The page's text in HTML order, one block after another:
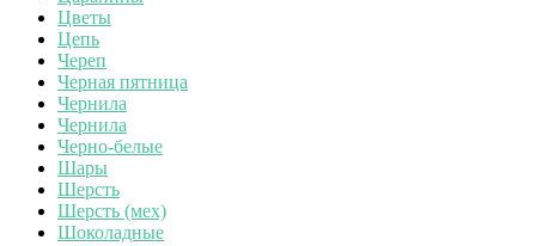
Цветы
Цепь
Череп
Черная пятница
Чернила
Чернила
Черно-белые
Шары
Шерсть
Шерсть (мех)
Шоколадные